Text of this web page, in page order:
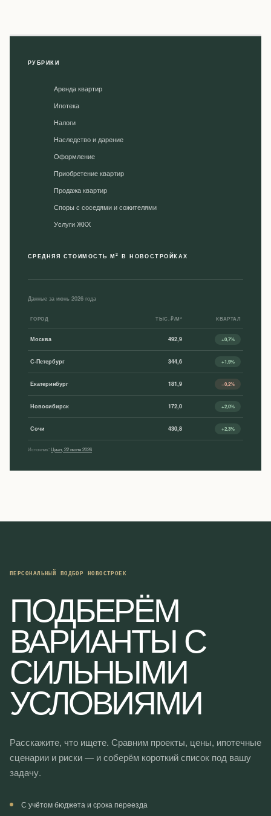
РУБРИКИ
Аренда квартир
Ипотека
Налоги
Наследство и дарение
Оформление
Приобретение квартир
Продажа квартир
Споры с соседями и сожителями
Уcлуги ЖКХ
СРЕДНЯЯ СТОИМОСТЬ М2 В НОВОСТРОЙКАХ
Данные за июнь 2026 года
ГОРОД ТЫС. ₽/М² КВАРТАЛ
Москва 492,9 +0,7%
С-Петербург 344,6 +1,9%
Екатеринбург 181,9 −0,2%
Новосибирск 172,0 +2,0%
Сочи 430,8 +2,3%
Источник:Циан, 22 июня 2026
ПЕРСОНАЛЬНЫЙ ПОДБОР НОВОСТРОЕК
ПОДБЕРЁМ
ВАРИАНТЫ С
СИЛЬНЫМИ
УСЛОВИЯМИ
Расскажите, что ищете. Сравним проекты, цены, ипотечные
сценарии и риски — и соберём короткий список под вашу
задачу.
С учётом бюджета и срока переезда